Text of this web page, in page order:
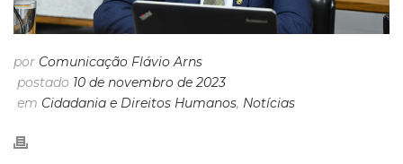
por Comunicação Flávio Arns
postado 10 de novembro de 2023
em Cidadania e Direitos Humanos, Notícias